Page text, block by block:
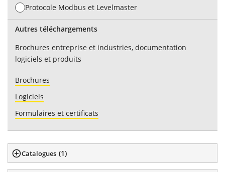
Protocole Modbus et Levelmaster
Autres téléchargements
Brochures entreprise et industries, documentation
logiciels et produits
Brochures
Logiciels
Formulaires et certificats
Catalogues (1)